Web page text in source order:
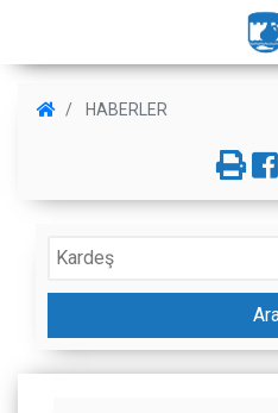
HABERLER